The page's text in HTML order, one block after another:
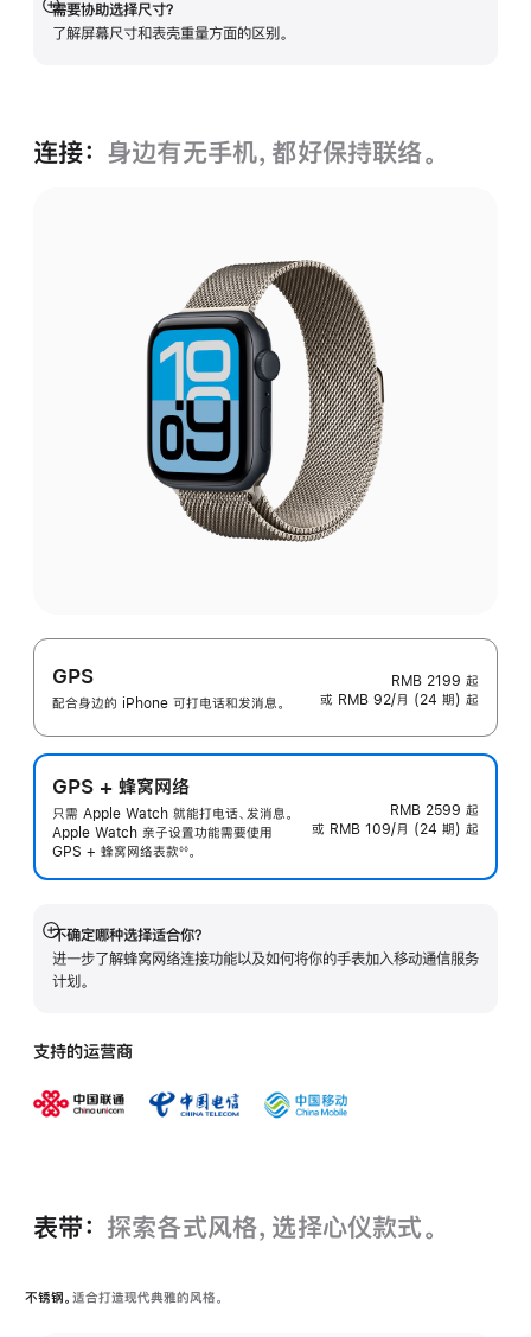
需要协助选择尺寸？
了解屏幕尺寸和表壳重量方面的区别。
展
开
连接： 身边有无手机，都好保持联络。
GPS
配合身边的 iPhone 可打电话和发消息。
RMB 2199 起
或 RMB 92/月 (24 期) 起
GPS + 蜂窝网络
只需 Apple Watch 就能打电话、发消息。
Apple Watch 亲子设置功能需要使用
GPS + 蜂窝网络表款◊◊。
RMB 2599 起
或 RMB 109/月 (24 期) 起
不确定哪种选择适合你？
进一步了解蜂窝网络连接功能以及如何将你的手表加入移动通信服务
计划。
展
开
支持的运营商
表带： 探索各式风格，选择心仪款式。
不锈钢。 适合打造现代典雅的风格。